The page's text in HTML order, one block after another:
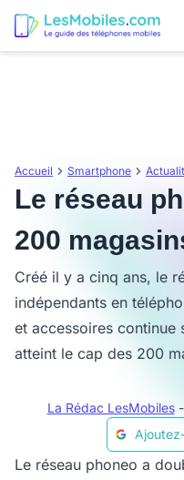
Accueil Smartphone
Le réseau
200
Créé il y a cinq ans, le
indépendants en
et accessoires continue
atteint le cap des 200
La Rédac LesMobiles
Le réseau phoneo a